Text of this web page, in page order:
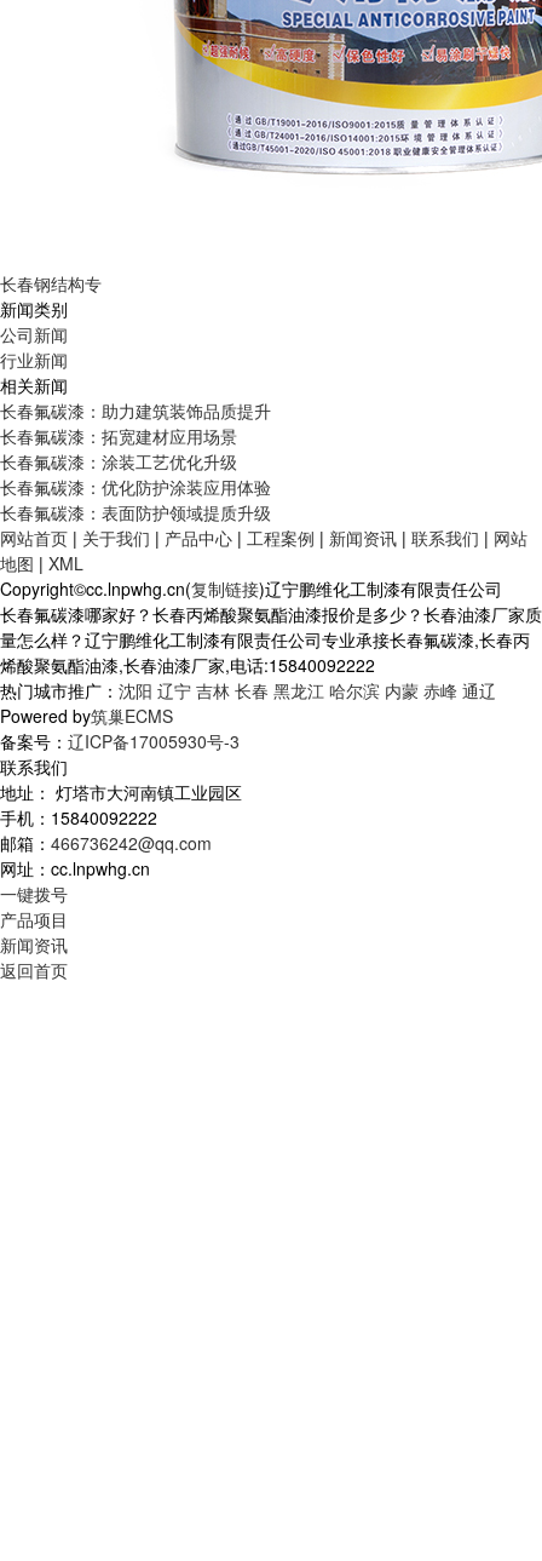
长春钢结构专
新闻类别
公司新闻
行业新闻
相关新闻
长春氟碳漆：助力建筑装饰品质提升
长春氟碳漆：拓宽建材应用场景
长春氟碳漆：涂装工艺优化升级
长春氟碳漆：优化防护涂装应用体验
长春氟碳漆：表面防护领域提质升级
网站首页 | 关于我们 | 产品中心 | 工程案例 | 新闻资讯 | 联系我们 | 网站
地图 | XML
Copyright©cc.lnpwhg.cn(复制链接)辽宁鹏维化工制漆有限责任公司
长春氟碳漆哪家好？长春丙烯酸聚氨酯油漆报价是多少？长春油漆厂家质
量怎么样？辽宁鹏维化工制漆有限责任公司专业承接长春氟碳漆,长春丙
烯酸聚氨酯油漆,长春油漆厂家,电话:15840092222
热门城市推广： 沈阳 辽宁 吉林 长春 黑龙江 哈尔滨 内蒙 赤峰 通辽
Powered by筑巢ECMS
备案号： 辽ICP备17005930号-3
联系我们
地址： 灯塔市大河南镇工业园区
手机：15840092222
邮箱： 466736242@qq.com
网址：cc.lnpwhg.cn
一键拨号
产品项目
新闻资讯
返回首页